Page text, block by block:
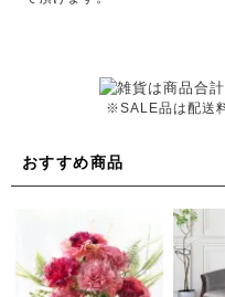
※SALE品は配送
おすすめ商品